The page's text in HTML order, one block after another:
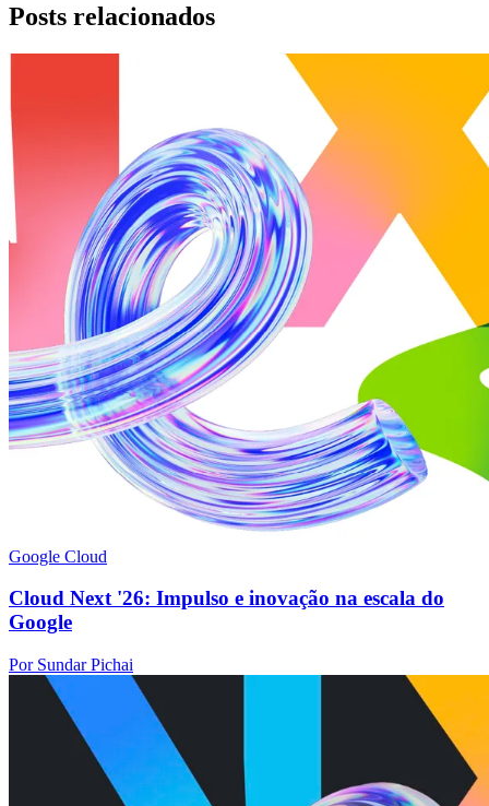
Posts relacionados
Google Cloud
Cloud Next '26: Impulso e inovação na escala do
Google
Por Sundar Pichai